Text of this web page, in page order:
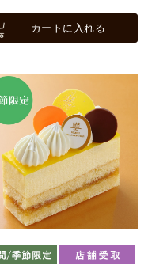
カートに入れる